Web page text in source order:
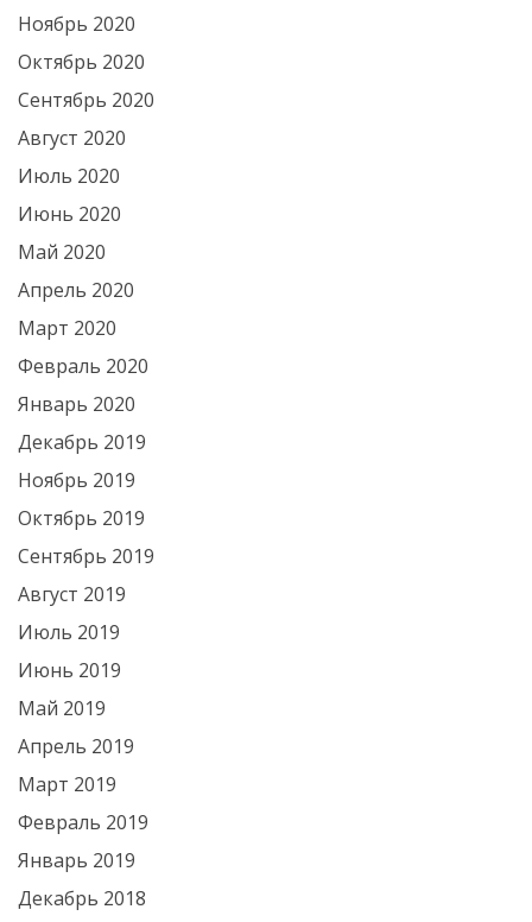
Ноябрь 2020
Октябрь 2020
Сентябрь 2020
Август 2020
Июль 2020
Июнь 2020
Май 2020
Апрель 2020
Март 2020
Февраль 2020
Январь 2020
Декабрь 2019
Ноябрь 2019
Октябрь 2019
Сентябрь 2019
Август 2019
Июль 2019
Июнь 2019
Май 2019
Апрель 2019
Март 2019
Февраль 2019
Январь 2019
Декабрь 2018